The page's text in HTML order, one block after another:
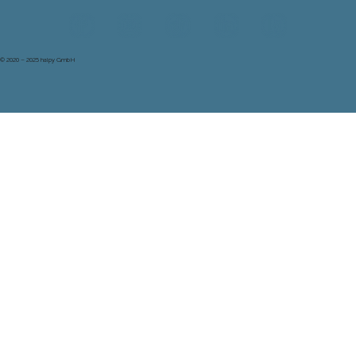
© 2020 – 2025 halpy GmbH